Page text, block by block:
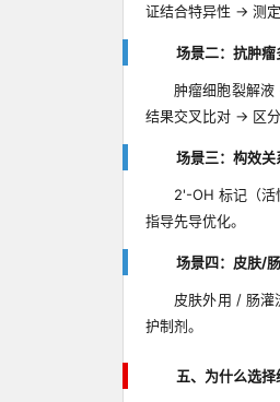
证结合特异性 → 测定
场景二：抗肿
肿瘤细胞裂解
结果交叉比对 → 区分
场景三：构效
2'-OH 标记（
指导先导优化。
场景四：皮肤/
皮肤外用 / 肠
护制剂。
五、为什么选择